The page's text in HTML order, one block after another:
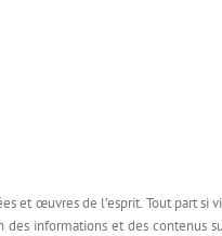
et œuvres de l’esprit. Tout part si
informations et des contenus